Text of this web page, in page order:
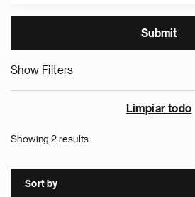
Show Filters
Limpiar todo
Showing 2 results
Sort by